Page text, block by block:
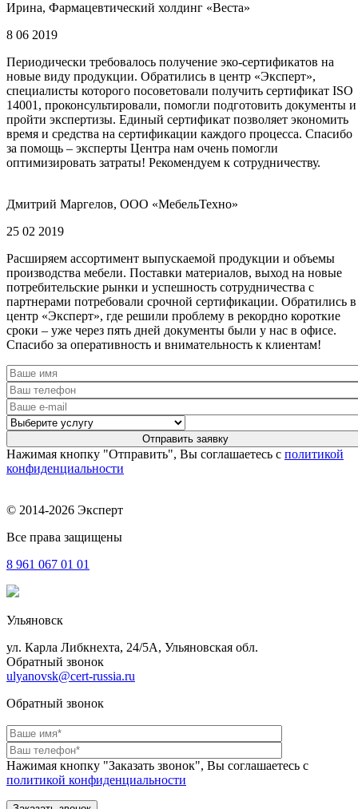
Ирина, Фармацевтический холдинг «Веста»
8 06 2019
Периодически требовалось получение эко-сертификатов на
новые виду продукции. Обратились в центр «Эксперт»,
специалисты которого посоветовали получить сертификат ISO
14001, проконсультировали, помогли подготовить документы и
пройти экспертизы. Единый сертификат позволяет экономить
время и средства на сертификации каждого процесса. Спасибо
за помощь – эксперты Центра нам очень помогли
оптимизировать затраты! Рекомендуем к сотрудничеству.
Дмитрий Маргелов, ООО «МебельТехно»
25 02 2019
Расширяем ассортимент выпускаемой продукции и объемы
производства мебели. Поставки материалов, выход на новые
потребительские рынки и успешность сотрудничества с
партнерами потребовали срочной сертификации. Обратились в
центр «Эксперт», где решили проблему в рекордно короткие
сроки – уже через пять дней документы были у нас в офисе.
Спасибо за оперативность и внимательность к клиентам!
Нажимая кнопку "Отправить", Вы соглашаетесь с политикой
конфиденциальности
© 2014-2026 Эксперт
Все права защищены
8 961 067 01 01
Ульяновск
ул. Карла Либкнехта, 24/5А, Ульяновская обл.
Обратный звонок
ulyanovsk@cert-russia.ru
Обратный звонок
Нажимая кнопку "Заказать звонок", Вы соглашаетесь с
политикой конфиденциальности